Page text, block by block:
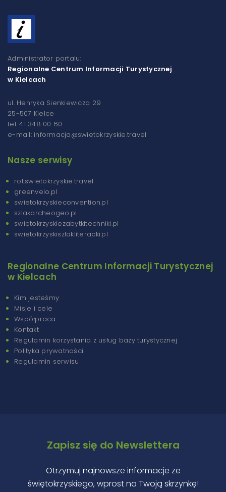
Administrator portalu:
Regionalne Centrum Informacji Turystycznej
w Kielcach
ul. Henryka Sienkiewicza 29
25-507 Kielce
tel. 41 348 00 60
e-mail: informacja@swietokrzyskie.travel
Nasze serwisy
rot.swietokrzyskie.travel
greenvelo.pl
swietokrzyskieconvention.pl
szlakarcheogeo.pl
swietokrzyskiezabytkitechniki.pl
swietokrzyskiszlakliteracki.pl
Regionalne Centrum Informacji Turystycznej
w Kielcach
Kim jesteśmy
Misje i cele
Współpraca
Kontakt
Regulamin korzystania z usług bazy turystycznej
Polityka prywatności
Regulamin serwisu
Zapisz się do Newslettera
Otrzymuj najnowsze informacje ze
świętokrzyskiego, wprost na Twoją skrzynkę!